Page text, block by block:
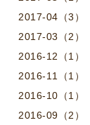
2017-04（3）
2017-03（2）
2016-12（1）
2016-11（1）
2016-10（1）
2016-09（2）